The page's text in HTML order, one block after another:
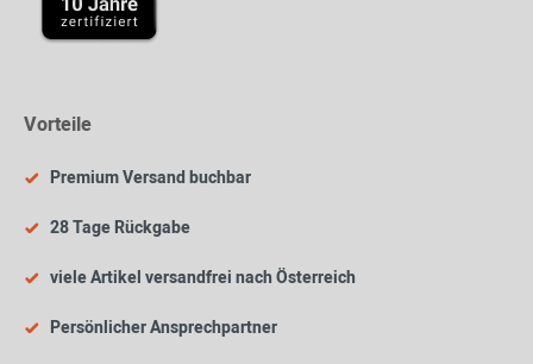
Vorteile
Premium Versand buchbar
28 Tage Rückgabe
viele Artikel versandfrei nach Österreich
Persönlicher Ansprechpartner